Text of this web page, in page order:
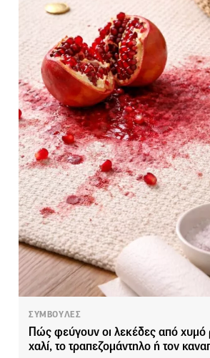
ΣΥΜΒΟΥΛΕΣ
Πώς φεύγουν οι λεκέδες από χυμό
χαλί, το τραπεζομάντηλο ή τον